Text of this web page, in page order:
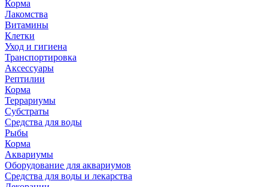
Корма
Лакомства
Витамины
Клетки
Уход и гигиена
Транспортировка
Аксессуары
Рептилии
Корма
Террариумы
Субстраты
Средства для воды
Рыбы
Корма
Аквариумы
Оборудование для аквариумов
Средства для воды и лекарства